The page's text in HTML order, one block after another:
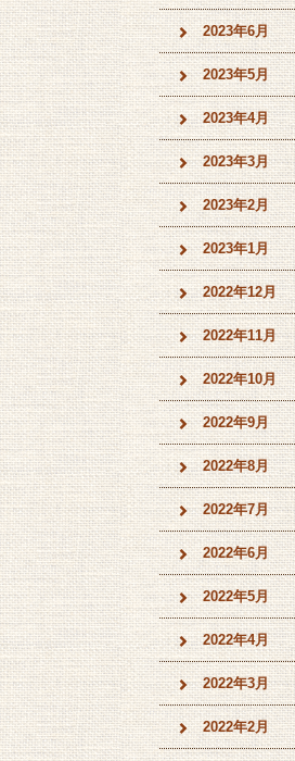
2023年6月
2023年5月
2023年4月
2023年3月
2023年2月
2023年1月
2022年12月
2022年11月
2022年10月
2022年9月
2022年8月
2022年7月
2022年6月
2022年5月
2022年4月
2022年3月
2022年2月